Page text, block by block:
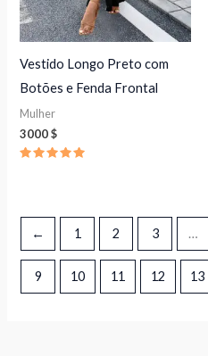
Vestido Longo Preto com
Botões e Fenda Frontal
Mulher
3000$
← 1 2 3 …
9 10 11 12 13